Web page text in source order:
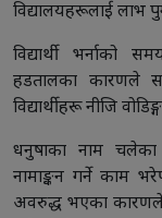
विद्यालयहरूलाई लाभ
विद्यार्थी भर्नाको
हडतालका कारणले
विद्यार्थीहरू नीजि
धनुषाका नाम चलेका
नामाङ्कन गर्ने काम
अवरुद्ध भएका कारणले